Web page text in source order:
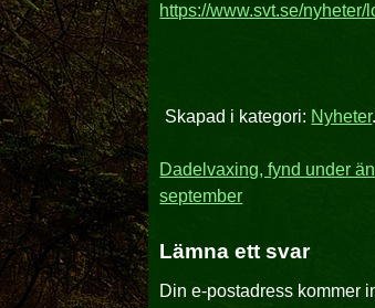
https://www.svt.se/
Skapad i kategori: Nyheter.
Dadelvaxing, fynd under
september
Lämna ett svar
Din e-postadress kommer